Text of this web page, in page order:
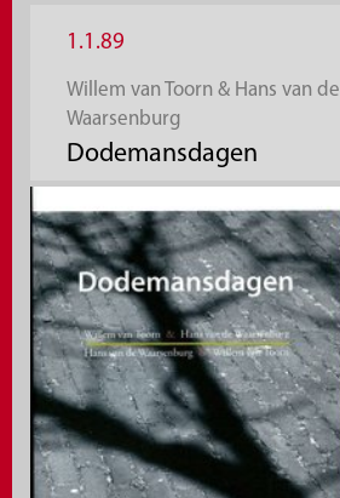
1.1.89
Willem van Toorn & Hans van de
Waarsenburg
Dodemansdagen